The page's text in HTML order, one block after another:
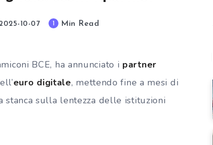
10-07 Min Read
BCE, ha annunciato i partner
euro digitale, mettendo fine a mesi di
stanca sulla lentezza delle istituzioni